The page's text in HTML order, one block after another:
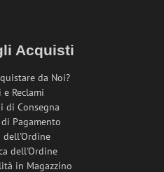
Acquisti
da Noi?
e Reclami
di Consegna
Pagamento
dell'Ordine
dell'Ordine
in Magazzino